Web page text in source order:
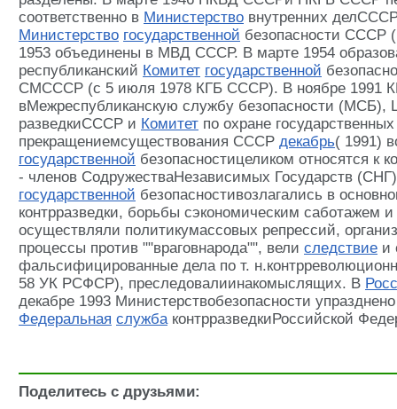
соответственно в Министерство внутренних
Министерство государственной безопасности СССР
1953 объединены в МВД СССР. В марте 1954
республиканский Комитет государственной
СМСССР (с 5 июля 1978 КГБ СССР). В ноябре 1991
вМежреспубликанскую службу безопасности (МСБ),
разведкиСССР и Комитет по охране
прекращениемсуществования СССР декабрь( 1991)
государственной безопасностицеликом относятся к
- членов СодружестваНезависимых Государств
государственной безопасностивозлагались в
контрразведки, борьбы сэкономическим саботажем
осуществляли политикумассовых репрессий,
процессы против ""враговнарода"", вели следствие и
фальсифицированные дела по т.
58 УК РСФСР), преследовалиинакомыслящих. В
декабре 1993 Министерствобезопасности
Федеральная службаконтрразведкиРоссийской
Поделитесь с друзьями: